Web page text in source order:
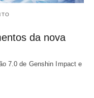
da nova
7.0 de Genshin Impact e